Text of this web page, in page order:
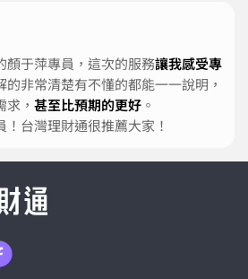
顏于萍專員，這次的服務讓我感受專
的非常清楚有不懂的都能一一說明，
， 甚至比預期的更好 。
台灣理財通很推薦大家！